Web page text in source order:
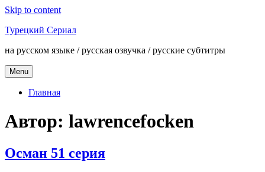
Skip to content
Турецкий Сериал
на русском языке / русская озвучка / русские субтитры
Menu
Главная
Автор: lawrencefocken
Осман 51 серия